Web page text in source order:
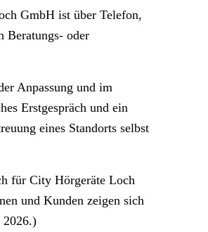
GmbH ist über Telefon,
Beratungs- oder
Anpassung und im
Erstgespräch und ein
eines Standorts selbst
für City Hörgeräte Loch
und Kunden zeigen sich
2026.)